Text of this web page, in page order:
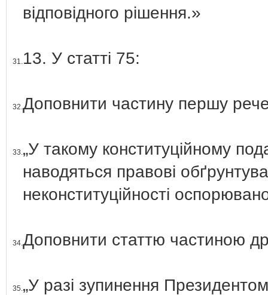
відповідного рішення.»
31.13. У статті 75:
32.Доповнити частину першу
33.„У такому конституційному
наводяться правові
неконституційності
34.Доповнити статтю частиною
35.„У разі зупинення Президентом